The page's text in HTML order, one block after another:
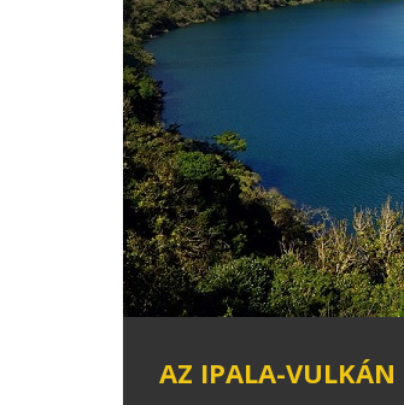
AZ IPALA-VULKÁN